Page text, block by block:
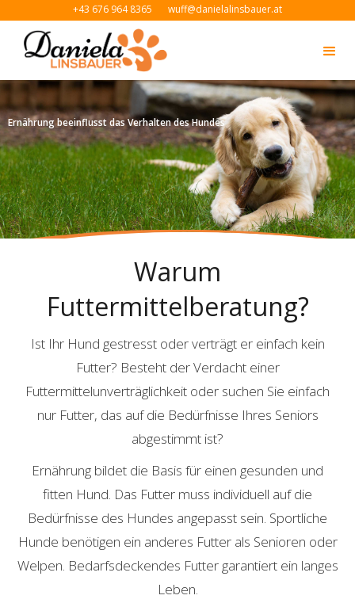
+43 676 964 8365 wuff@danielalinsbauer.at
Ernährung beeinflusst das Verhalten des Hundes
Warum
Futtermittelberatung?
Ist Ihr Hund gestresst oder verträgt er einfach kein
Futter? Besteht der Verdacht einer
Futtermittelunverträglichkeit oder suchen Sie einfach
nur Futter, das auf die Bedürfnisse Ihres Seniors
abgestimmt ist?
Ernährung bildet die Basis für einen gesunden und
fitten Hund. Das Futter muss individuell auf die
Bedürfnisse des Hundes angepasst sein. Sportliche
Hunde benötigen ein anderes Futter als Senioren oder
Welpen. Bedarfsdeckendes Futter garantiert ein langes
Leben.